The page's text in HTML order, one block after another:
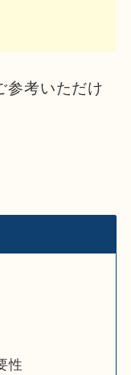
参考いただけ
性